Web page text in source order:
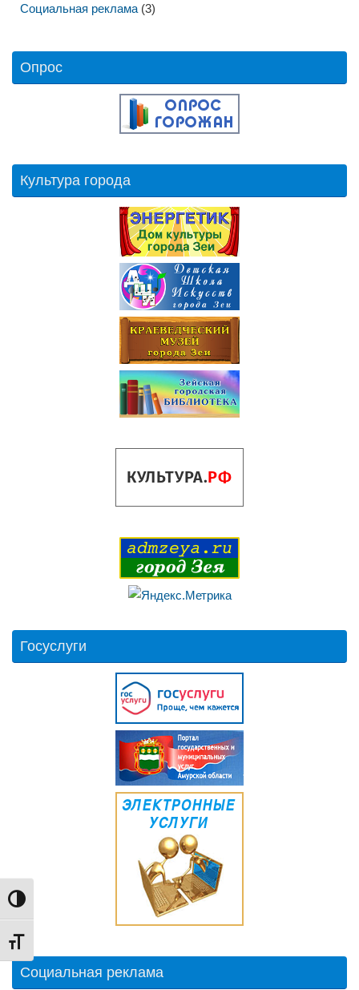
Переключить на высокую контрастность
Переключить на увеличенный шрифт
Социальная реклама (3)
Опрос
Культура города
Госуслуги
Социальная реклама